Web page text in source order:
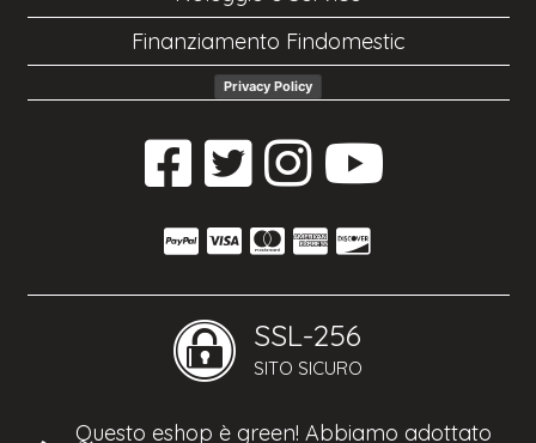
Finanziamento Findomestic
Privacy Policy
SSL-256
SITO SICURO
Questo eshop è green! Abbiamo adottato